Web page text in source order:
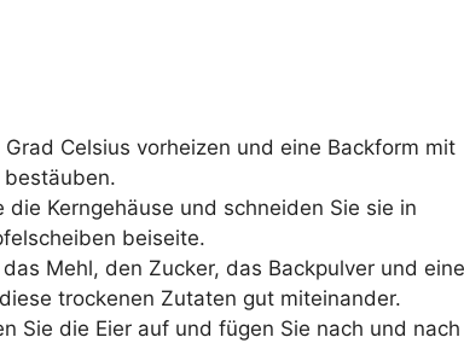
Celsius vorheizen und eine Backform mit
Kerngehäuse und schneiden Sie sie in
beiseite.
Mehl, den Zucker, das Backpulver und eine
trockenen Zutaten gut miteinander.
Sie die Eier auf und fügen Sie nach und nach